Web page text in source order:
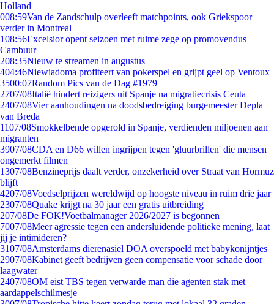
Holland
008:59Van de Zandschulp overleeft matchpoints, ook Griekspoor
verder in Montreal
108:56Excelsior opent seizoen met ruime zege op promovendus
Cambuur
208:35Nieuw te streamen in augustus
404:46Niewiadoma profiteert van pokerspel en grijpt geel op Ventoux
3500:07Random Pics van de Dag #1979
2707/08Italië hindert reizigers uit Spanje na migratiecrisis Ceuta
2407/08Vier aanhoudingen na doodsbedreiging burgemeester Depla
van Breda
1107/08Smokkelbende opgerold in Spanje, verdienden miljoenen aan
migranten
3907/08CDA en D66 willen ingrijpen tegen 'gluurbrillen' die mensen
ongemerkt filmen
1307/08Benzineprijs daalt verder, onzekerheid over Straat van Hormuz
blijft
4207/08Voedselprijzen wereldwijd op hoogste niveau in ruim drie jaar
2307/08Quake krijgt na 30 jaar een gratis uitbreiding
207/08De FOK!Voetbalmanager 2026/2027 is begonnen
7007/08Meer agressie tegen een andersluidende politieke mening, laat
jij je intimideren?
3107/08Amsterdams dierenasiel DOA overspoeld met babykonijntjes
2907/08Kabinet geeft bedrijven geen compensatie voor schade door
laagwater
2407/08OM eist TBS tegen verwarde man die agenten stak met
aardappelschilmesje